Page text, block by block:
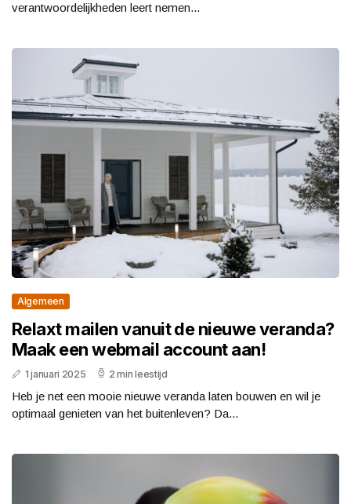
verantwoordelijkheden leert nemen...
Algemeen
Relaxt mailen vanuit de nieuwe veranda?
Maak een webmail account aan!
1 januari 2025 2 min leestijd
Heb je net een mooie nieuwe veranda laten bouwen en wil je
optimaal genieten van het buitenleven? Da...